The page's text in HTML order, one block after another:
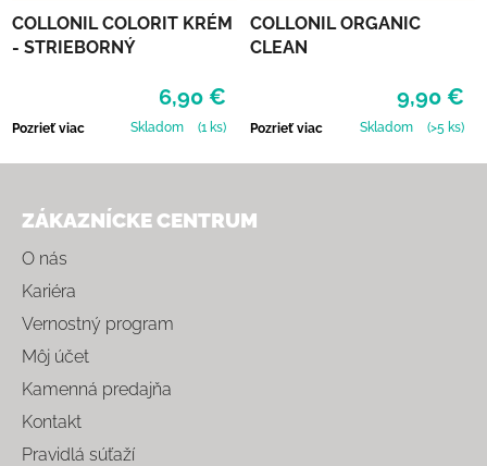
COLLONIL COLORIT KRÉM
- STRIEBORNÝ
6,90 €
Pozrieť viac Skladom (1 ks)
COLLONIL ORGANIC
CLEAN
9,90 €
Pozrieť viac Skladom (>5 ks)
ZÁKAZNÍCKE CENTRUM
O nás
Kariéra
Vernostný program
Môj účet
Kamenná predajňa
Kontakt
Pravidlá súťaží